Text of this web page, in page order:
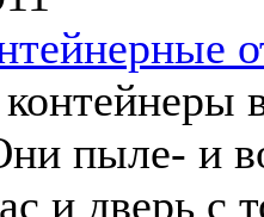
пыле- и
и дверь с